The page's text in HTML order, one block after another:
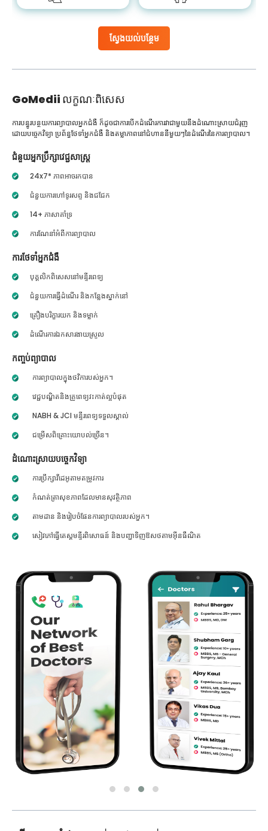
ស្វែងយល់បន្ថែម
GoMedii លក្ខណៈពិសេស
ការបន្ធូរបន្ថយការព្យាបាលអ្នកជំងឺ ក៏ដូចជាការបើកដំណើរការវាជាមួយនឹងដំណោះស្រាយជំរុញ
ដោយបច្ចេកវិទ្យា ប្រព័ន្ធថែទាំអ្នកជំងឺ និងតម្លាភាពនៅជំហាននីមួយៗនៃដំណើរនៃការព្យាបាល។
ជំនួយអ្នកប្រឹក្សាវេជ្ជសាស្ត្រ
24x7* ភាពអាចរកបាន
ជំនួយការហៅទូរសព្ទ និងជជែក
14+ ភាសាគាំទ្រ
ការណែនាំអំពីការព្យាបាល
ការថែទាំអ្នកជំងឺ
បុគ្គលិកពិសេសនៅមន្ទីរពេទ្យ
ជំនួយការធ្វើដំណើរ និងកន្លែងស្នាក់នៅ
គ្រឿងបរិក្ខារយក និងទម្លាក់
ដំណើរការឯកសារងាយស្រួល
កញ្ចប់ព្យាបាល
ការព្យាបាលក្នុងថវិការបស់អ្នក។
វេជ្ជបណ្ឌិតនិងគ្រូពេទ្យវះកាត់ល្អបំផុត
NABH & JCI មន្ទីរពេទ្យទទួលស្គាល់
ជម្រើសពិគ្រោះយោបល់ច្រើន។
ដំណោះស្រាយបច្ចេកវិទ្យា
ការប្រឹក្សាវីដេអូតាមតម្រូវការ
កំណត់ត្រាសុខភាពដែលមានសុវត្ថិភាព
តាមដាន និងរៀបចំផែនការព្យាបាលរបស់អ្នក។
សៀវភៅធ្វើតេស្តមន្ទីរពិសោធន៍ និងបញ្ជាទិញឱសថតាមអ៊ីនធឺណិត